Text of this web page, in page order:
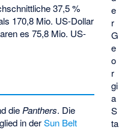
e
r
G
e
o
r
gi
a
S
ta
37,5 %
170,8 Mio. US-Dollar
es 75,8 Mio. US-
die Panthers. Die
in derSun Belt